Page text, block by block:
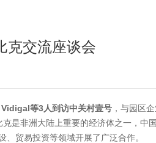
克交流座谈会
等3人到访中关村壹号 ，与园区
是非洲大陆上重要的经济体之一，中
、贸易投资等领域开展了广泛合作。